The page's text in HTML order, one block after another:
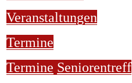
Veranstaltungen
Termine
Termine Seniorentreff